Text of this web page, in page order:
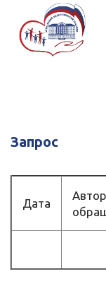
Запрос
Дата
Автор